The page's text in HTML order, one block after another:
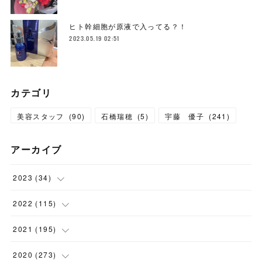
ヒト幹細胞が原液で入ってる？！
2023.05.19 02:51
カテゴリ
美容スタッフ (90) 石橋瑞穂 (5) 宇藤 優子 (241 )
アーカイブ
2023 (34)
( 1 )
(2)
(3)
2022 (115)
(8)
(7)
2021 (195)
(14)
2020 (273)